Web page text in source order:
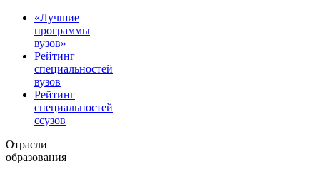
«Лучшие
программы
вузов»
Рейтинг
специальностей
вузов
Рейтинг
специальностей
ссузов
Отрасли
образования